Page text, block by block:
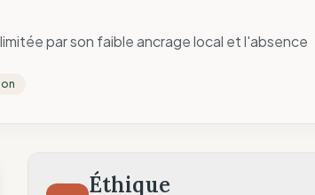
par son faible ancrage local et l'absence
Éthique